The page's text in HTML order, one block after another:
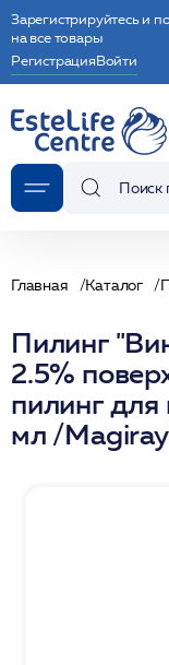
Зарегистрируйтесь и
на все товары
РегистрацияВойти
Главная Каталог
Пилинг
2.5%
пилинг для
мл /